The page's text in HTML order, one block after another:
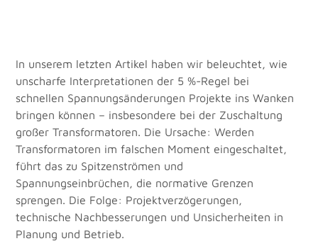
In unserem letzten Artikel haben wir beleuchtet, wie
unscharfe Interpretationen der 5 %-Regel bei
schnellen Spannungsänderungen Projekte ins Wanken
bringen können – insbesondere bei der Zuschaltung
großer Transformatoren. Die Ursache: Werden
Transformatoren im falschen Moment eingeschaltet,
führt das zu Spitzenströmen und
Spannungseinbrüchen, die normative Grenzen
sprengen. Die Folge: Projektverzögerungen,
technische Nachbesserungen und Unsicherheiten in
Planung und Betrieb.